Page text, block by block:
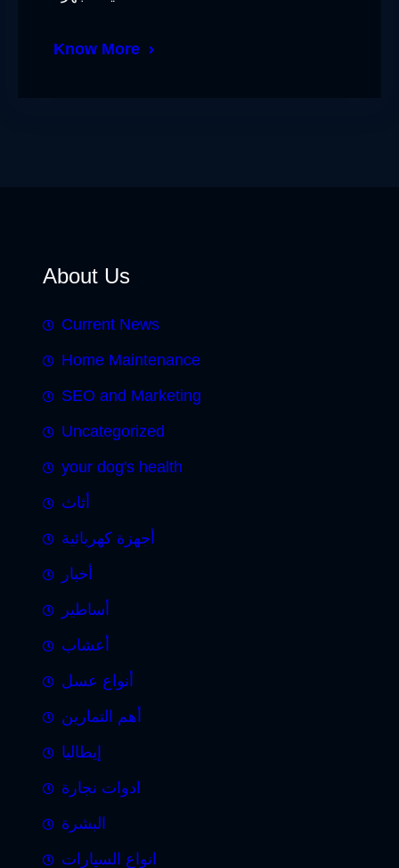
Know More
About Us
Current News
Home Maintenance
SEO and Marketing
Uncategorized
your dog's health
أثاث
أجهزة كهربائية
أخبار
أساطير
أعشاب
أنواع عسل
أهم التمارين
إيطاليا
ادوات نجارة
البشرة
انواع السيارات